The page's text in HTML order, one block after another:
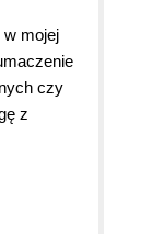
w mojej
czy
z